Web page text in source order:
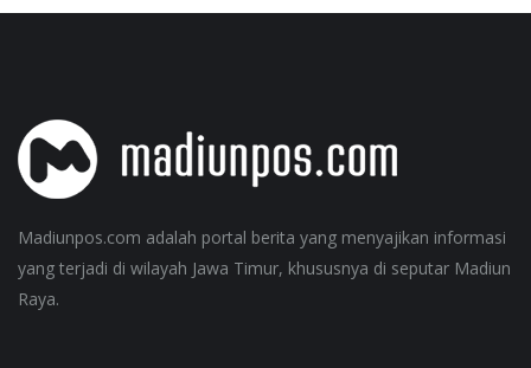
Madiunpos.com adalah portal berita yang menyajikan informasi
yang terjadi di wilayah Jawa Timur, khususnya di seputar Madiun
Raya.